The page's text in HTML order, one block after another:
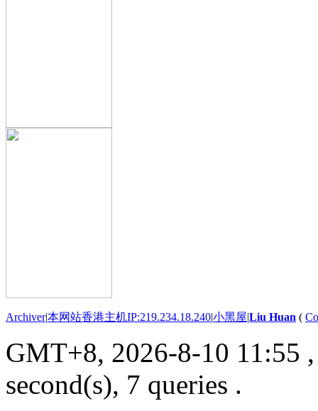
Archiver|本网站香港主机IP:219.234.18.240|小黑屋|Liu Huan (
GMT+8, 2026-8-10 11:55
second(s), 7 queries .